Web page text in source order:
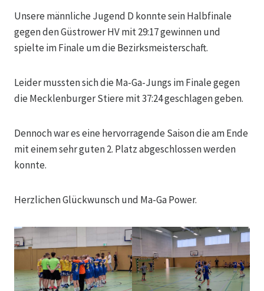
Unsere männliche Jugend D konnte sein Halbfinale
gegen den Güstrower HV mit 29:17 gewinnen und
spielte im Finale um die Bezirksmeisterschaft.
Leider mussten sich die Ma-Ga-Jungs im Finale gegen
die Mecklenburger Stiere mit 37:24 geschlagen geben.
Dennoch war es eine hervorragende Saison die am Ende
mit einem sehr guten 2. Platz abgeschlossen werden
konnte.
Herzlichen Glückwunsch und Ma-Ga Power.